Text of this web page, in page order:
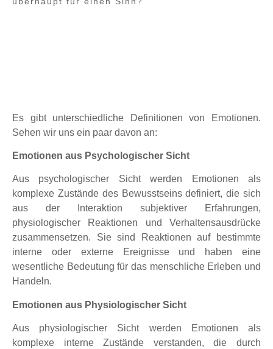
Es gibt unterschiedliche Definitionen von Emotionen.
Sehen wir uns ein paar davon an:
Emotionen aus Psychologischer Sicht
Aus psychologischer Sicht werden Emotionen als
komplexe Zustände des Bewusstseins definiert, die sich
aus der Interaktion subjektiver Erfahrungen,
physiologischer Reaktionen und Verhaltensausdrücke
zusammensetzen. Sie sind Reaktionen auf bestimmte
interne oder externe Ereignisse und haben eine
wesentliche Bedeutung für das menschliche Erleben und
Handeln.
Emotionen aus Physiologischer Sicht
Aus physiologischer Sicht werden Emotionen als
komplexe interne Zustände verstanden, die durch